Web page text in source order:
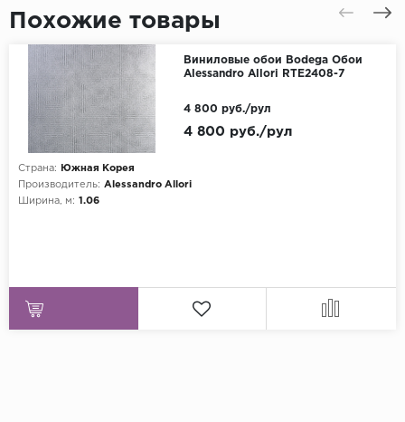
Похожие товары
Виниловые обои Bodega Обои
Alessandro Allori RTE2408-7
Страна:
Южная Корея
Производитель: Alessandro Allori
Ширина, м: 1.06
4 800 руб./рул
4 800 руб./рул